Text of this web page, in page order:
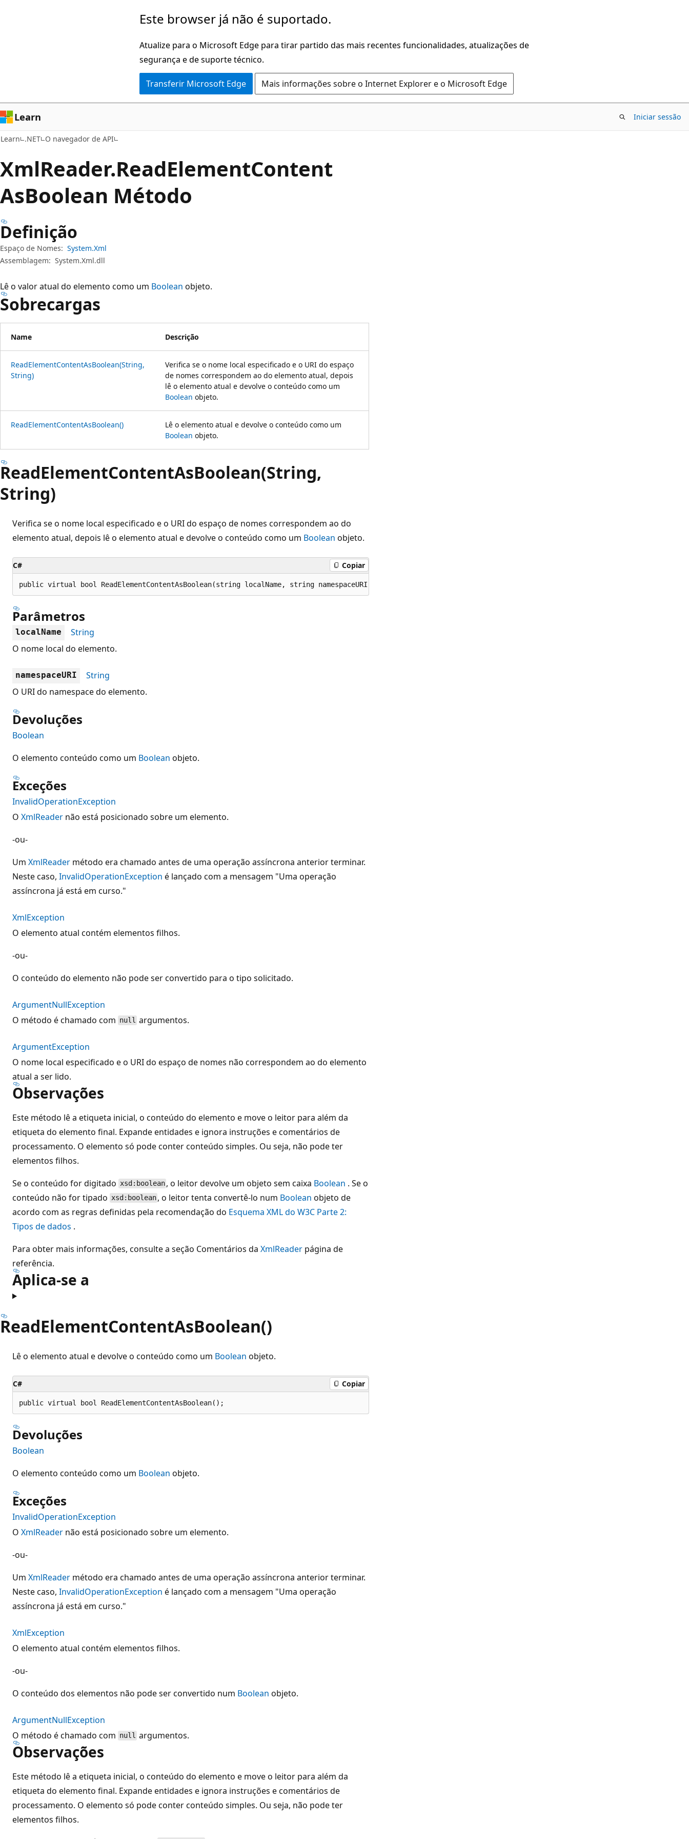
Este browser já não é suportado.
Atualize para o Microsoft Edge para tirar partido das mais recentes funcionalidades, atualizações de
segurança e de suporte técnico.
Transferir Microsoft Edge Mais informações sobre o Internet Explorer e o Microsoft Edge
Learn Iniciar sessão
Learn .NET O navegador de API
XmlReader.ReadElementContent
AsBoolean Método
Definição
Espaço de Nomes: System.Xml
Assemblagem: System.Xml.dll
Lê o valor atual do elemento como um Boolean objeto.
Sobrecargas
Name Descrição
ReadElementContentAsBoolean(String,
String)
Verifica se o nome local especificado e o URI do espaço
de nomes correspondem ao do elemento atual, depois
lê o elemento atual e devolve o conteúdo como um
Boolean objeto.
ReadElementContentAsBoolean()
Lê o elemento atual e devolve o conteúdo como um
Boolean objeto.
ReadElementContentAsBoolean(String,
String)
Verifica se o nome local especificado e o URI do espaço de nomes correspondem ao do
elemento atual, depois lê o elemento atual e devolve o conteúdo como um Boolean objeto.
C# Copiar
public virtual bool ReadElementContentAsBoolean(string localName, string namespaceURI);
Parâmetros
localName
String
O nome local do elemento.
namespaceURI
String
O URI do namespace do elemento.
Devoluções
Boolean
O elemento conteúdo como um Boolean objeto.
Exceções
InvalidOperationException
O XmlReader não está posicionado sobre um elemento.
-ou-
Um XmlReader método era chamado antes de uma operação assíncrona anterior terminar.
Neste caso, InvalidOperationException é lançado com a mensagem "Uma operação
assíncrona já está em curso."
XmlException
O elemento atual contém elementos filhos.
-ou-
O conteúdo do elemento não pode ser convertido para o tipo solicitado.
ArgumentNullException
O método é chamado com null argumentos.
ArgumentException
O nome local especificado e o URI do espaço de nomes não correspondem ao do elemento
atual a ser lido.
Observações
Este método lê a etiqueta inicial, o conteúdo do elemento e move o leitor para além da
etiqueta do elemento final. Expande entidades e ignora instruções e comentários de
processamento. O elemento só pode conter conteúdo simples. Ou seja, não pode ter
elementos filhos.
Se o conteúdo for digitado xsd:boolean , o leitor devolve um objeto sem caixa Boolean . Se o
conteúdo não for tipado xsd:boolean , o leitor tenta convertê-lo num Boolean objeto de
acordo com as regras definidas pela recomendação do Esquema XML do W3C Parte 2:
Tipos de dados .
Para obter mais informações, consulte a seção Comentários da XmlReader página de
referência.
Aplica-se a
ReadElementContentAsBoolean()
Lê o elemento atual e devolve o conteúdo como um Boolean objeto.
C# Copiar
public virtual bool ReadElementContentAsBoolean();
Devoluções
Boolean
O elemento conteúdo como um Boolean objeto.
Exceções
InvalidOperationException
O XmlReader não está posicionado sobre um elemento.
-ou-
Um XmlReader método era chamado antes de uma operação assíncrona anterior terminar.
Neste caso, InvalidOperationException é lançado com a mensagem "Uma operação
assíncrona já está em curso."
XmlException
O elemento atual contém elementos filhos.
-ou-
O conteúdo dos elementos não pode ser convertido num Boolean objeto.
ArgumentNullException
O método é chamado com null argumentos.
Observações
Este método lê a etiqueta inicial, o conteúdo do elemento e move o leitor para além da
etiqueta do elemento final. Expande entidades e ignora instruções e comentários de
processamento. O elemento só pode conter conteúdo simples. Ou seja, não pode ter
elementos filhos.